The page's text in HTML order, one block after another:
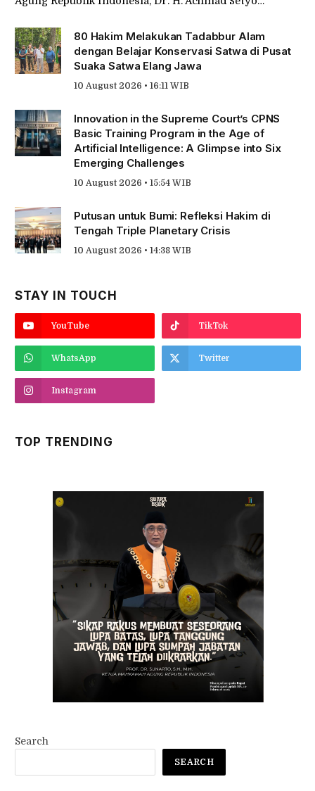
80 Hakim Melakukan Tadabbur Alam
dengan Belajar Konservasi Satwa di Pusat
Suaka Satwa Elang Jawa
10 August 2026 • 16:11 WIB
Innovation in the Supreme Court’s CPNS
Basic Training Program in the Age of
Artificial Intelligence: A Glimpse into Six
Emerging Challenges
10 August 2026 • 15:54 WIB
Putusan untuk Bumi: Refleksi Hakim di
Tengah Triple Planetary Crisis
10 August 2026 • 14:38 WIB
STAY IN TOUCH
YouTube TikTok
WhatsApp Twitter
Instagram
TOP TRENDING
Search
SEARCH